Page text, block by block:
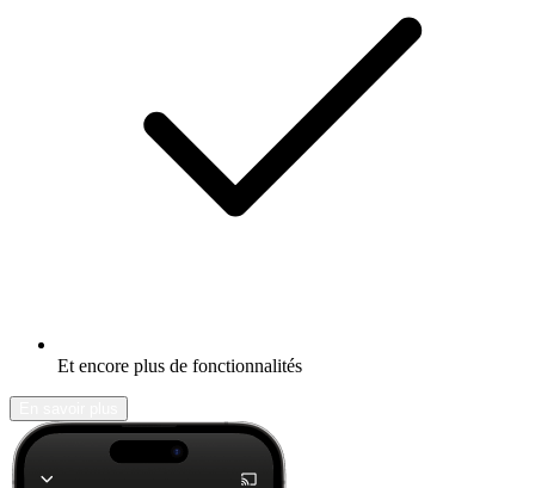
Et encore plus de fonctionnalités